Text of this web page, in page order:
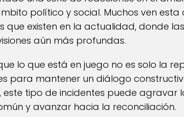
político y social. Muchos ven
que existen en la actualidad, donde
aún más profundas.
lo que está en juego no es solo la
para mantener un diálogo
tipo de incidentes puede agravar
y avanzar hacia la reconciliación.